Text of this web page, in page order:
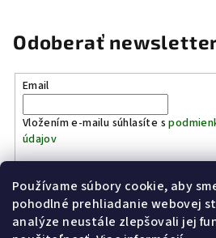
Používame súbory cookie, aby
pohodlné prehliadanie webovej
analýze neustále zlepšovali jej
Odoberať
Email
Vložením e-mailu súhlasíte s
údajov
Prihlásiť sa